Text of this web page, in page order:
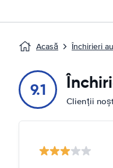
Acasă Închirieri
9.1
Clienții